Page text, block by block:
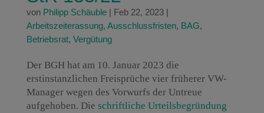
von Philipp Schäuble| Feb 22, 2023|
Arbeitszeiterassung, Ausschlussfristen, BAG,
Betriebsrat, Vergütung
Der BGH hat am 10. Januar 2023 die
erstinstanzlichen Freisprüche vier früherer VW-
Manager wegen des Vorwurfs der Untreue
aufgehoben. Die schriftliche Urteilsbegründung